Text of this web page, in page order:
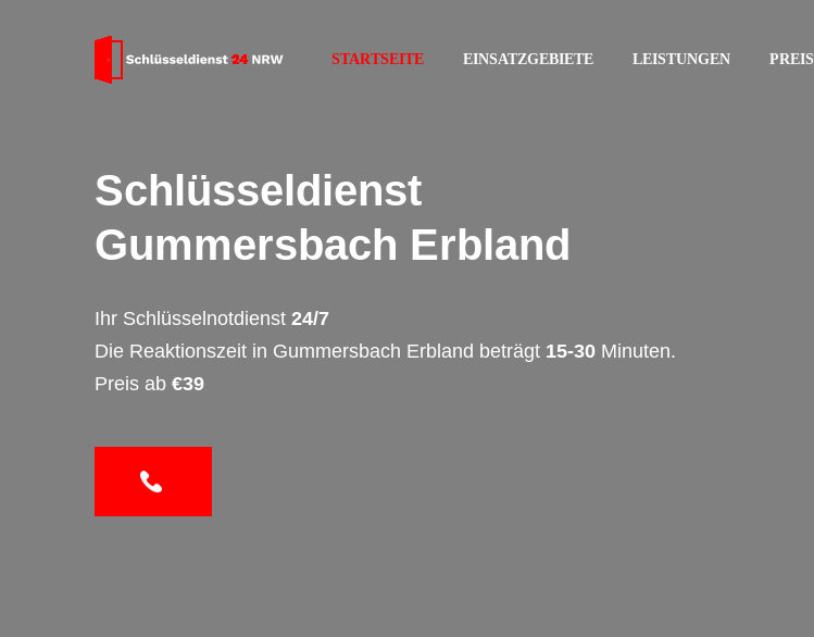
STARTSEITE EINSATZGEBIETE LEISTUNGEN
Schlüsseldienst
Gummersbach Erbland
Ihr Schlüsselnotdienst 24/7
Die Reaktionszeit in Gummersbach Erbland beträgt 15-30 Minuten.
Preis ab €39